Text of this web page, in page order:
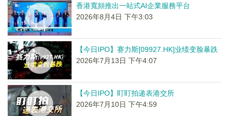
香港寬頻推出一站式AI企業服務平台
2026年8月4日 下午3:03
【今日IPO】赛力斯[09927.HK]业绩变脸暴跌
2026年7月13日 下午4:07
【今日IPO】盯盯拍递表港交所
2026年7月10日 下午4:59